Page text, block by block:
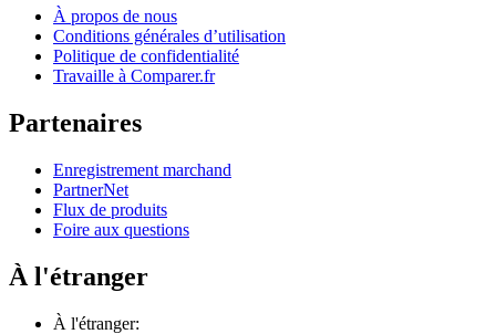
À propos de nous
Conditions générales d’utilisation
Politique de confidentialité
Travaille à Comparer.fr
Partenaires
Enregistrement marchand
PartnerNet
Flux de produits
Foire aux questions
À l'étranger
À l'étranger: